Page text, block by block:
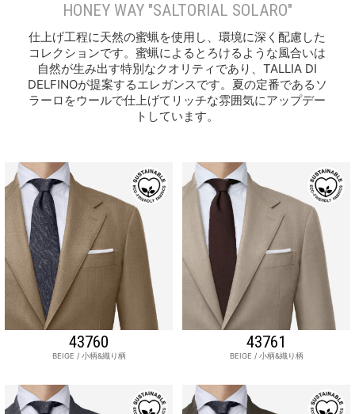
HONEY WAY "SALTORIAL SOLARO"
仕上げ工程に天然の蜜蝋を使用し、環境に深く配慮した
コレクションです。蜜蝋によるとろけるような風合いは
自然が生み出す特別なクオリティであり、TALLIA DI
DELFINOが提案するエレガンスです。夏の定番であるソ
ラーロをウールで仕上げてリッチな雰囲気にアップデー
トしています。
43760
BEIGE / 小柄&織り柄
43761
BEIGE / 小柄&織り柄